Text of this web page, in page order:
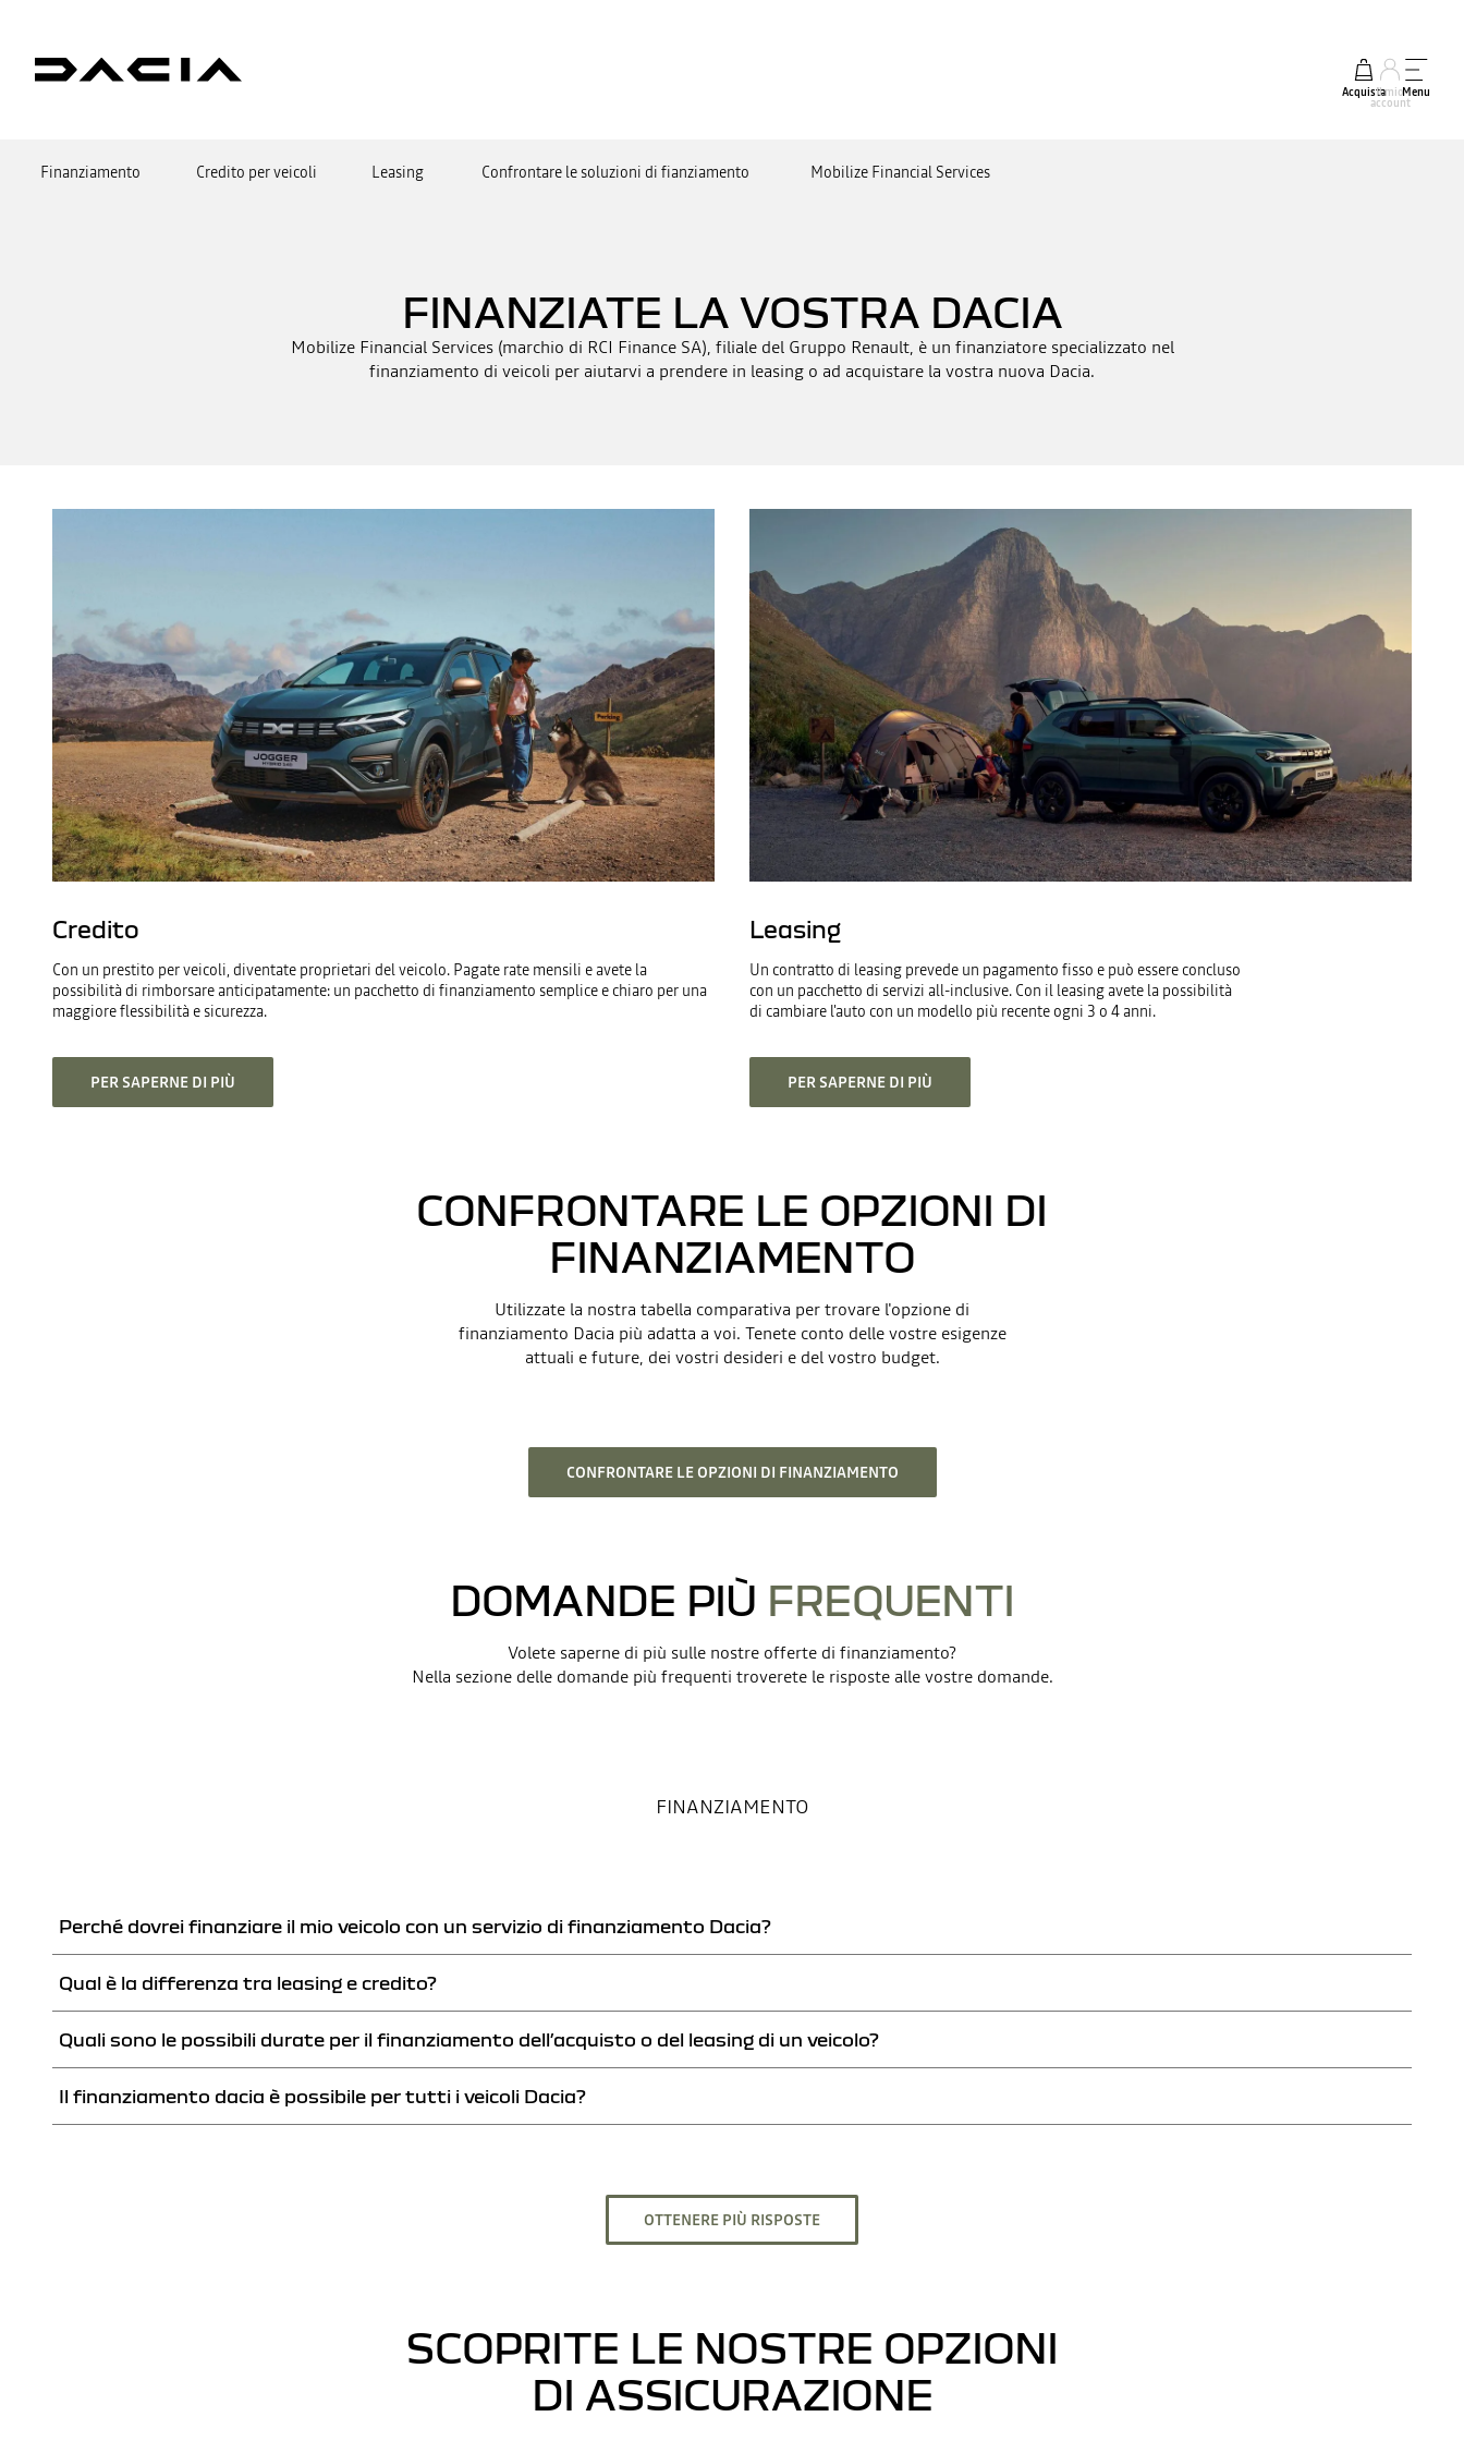
AcquistaIl mio
account
Menu
Finanziamento Credito per veicoli Leasing Confrontare le soluzioni di fianziamento Mobilize Financial Services
FINANZIATE LA VOSTRA DACIA
Mobilize Financial Services (marchio di RCI Finance SA), filiale del Gruppo Renault, è un finanziatore specializzato nel
finanziamento di veicoli per aiutarvi a prendere in leasing o ad acquistare la vostra nuova Dacia.
Credito
Con un prestito per veicoli, diventate proprietari del veicolo. Pagate rate mensili e avete la
possibilità di rimborsare anticipatamente: un pacchetto di finanziamento semplice e chiaro per una
maggiore flessibilità e sicurezza.
PER SAPERNE DI PIÙ
Leasing
Un contratto di leasing prevede un pagamento fisso e può essere concluso
con un pacchetto di servizi all-inclusive. Con il leasing avete la possibilità
di cambiare l'auto con un modello più recente ogni 3 o 4 anni.
PER SAPERNE DI PIÙ
CONFRONTARE LE OPZIONI DI
FINANZIAMENTO
Utilizzate la nostra tabella comparativa per trovare l'opzione di
finanziamento Dacia più adatta a voi. Tenete conto delle vostre esigenze
attuali e future, dei vostri desideri e del vostro budget.
CONFRONTARE LE OPZIONI DI FINANZIAMENTO
DOMANDE PIÙ FREQUENTI
Volete saperne di più sulle nostre offerte di finanziamento?
Nella sezione delle domande più frequenti troverete le risposte alle vostre domande.
FINANZIAMENTO
Perché dovrei finanziare il mio veicolo con un servizio di finanziamento Dacia?
Con le nostre offerte di credito e leasing, forniamo un’ampia gamma di soluzioni di finanziamento per ogni situazione. Visitate il concessionario più vicino a voi. I nostri consulenti competenti saranno lieti di aiutarvi.
Qual è la differenza tra leasing e credito?
Con il credito per veicoli Dacia, diventate proprietari del vostro veicolo. Con il leasing pagate solo per l’utilizzo del veicolo. Inoltre, potete stipulare un contratto esteso che copre tutto, dall’assicurazione alla manutenzione
dell’auto.
Quali sono le possibili durate per il finanziamento dell’acquisto o del leasing di un veicolo?
Con un leasing o un credito classico, potete scegliere una durata di fino a 60 mesi.
Il finanziamento dacia è possibile per tutti i veicoli Dacia?
OTTENERE PIÙ RISPOSTE
SCOPRITE LE NOSTRE OPZIONI
DI ASSICURAZIONE